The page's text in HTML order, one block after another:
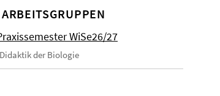
WiSe26/27
der Biologie